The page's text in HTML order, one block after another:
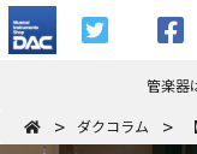
管楽器
ダクコラム